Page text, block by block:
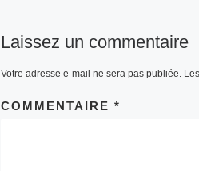
Laissez un commentaire
Votre adresse e-mail ne sera pas publiée.
COMMENTAIRE *